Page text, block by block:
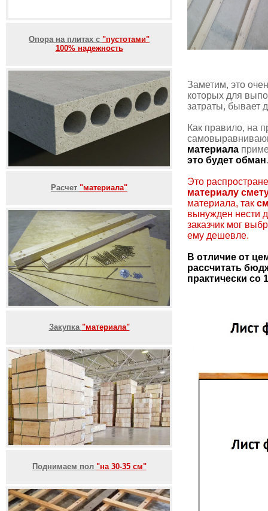
Опора на плитах с "пустотами"
100% надежность
Расчет "материала"
Закупка "материала"
Поднимаем пол "на 30-35 см"
Заметим, это
которых для
затраты, бывает
Как правило, на
материала
это будет обман.
Это
материалу
материала, так
вынужден нести
заказчик мог
ему дешевле.
В отличие от
рассчитать
практически со